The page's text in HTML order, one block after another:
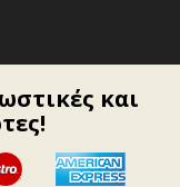
και